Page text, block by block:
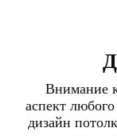
Внимание
аспект
дизайн